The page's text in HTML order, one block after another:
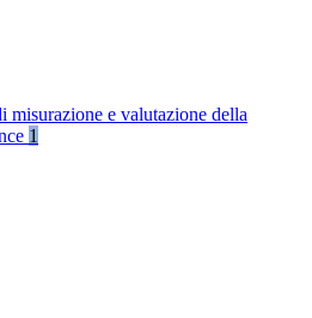
misurazione e valutazione della
1